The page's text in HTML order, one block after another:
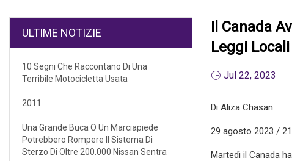
ULTIME NOTIZIE
10 Segni Che Raccontano Di Una
Terribile Motocicletta Usata
2011
Una Grande Buca O Un Marciapiede
Potrebbero Rompere Il Sistema Di
Sterzo Di Oltre 200.000 Nissan Sentra
Il Canada
Leggi Locali
Jul 22, 2023
Di Aliza Chasan
29 agosto 2023 /
Martedì il Canada